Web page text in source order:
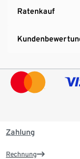
Ratenkauf
Zahlung
Rechnung